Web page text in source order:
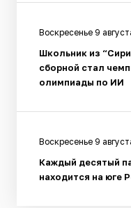
Воскресенье 9
Школьник из
сборной стал
олимпиады по ИИ
Воскресенье 9
Каждый десятый
находится на юге